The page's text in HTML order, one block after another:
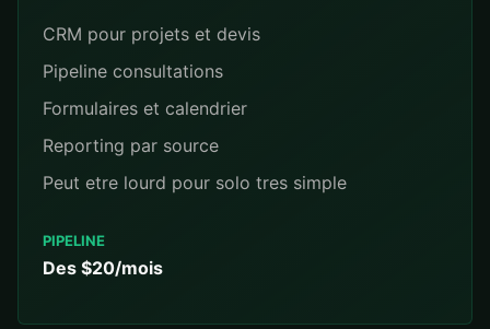
CRM pour projets et devis
Pipeline consultations
Formulaires et calendrier
Reporting par source
Peut etre lourd pour solo tres simple
PIPELINE
Des $20/mois